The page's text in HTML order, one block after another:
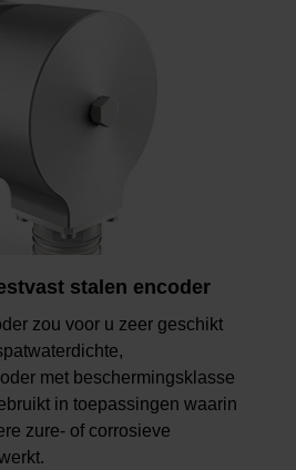
stalen encoder
zou voor u zeer geschikt
met beschermingsklasse
in toepassingen waarin
zure- of corrosieve